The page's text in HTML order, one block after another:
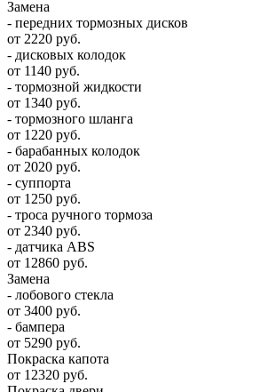
Замена
- передних тормозных дисков
от 2220 руб.
- дисковых колодок
от 1140 руб.
- тормозной жидкости
от 1340 руб.
- тормозного шланга
от 1220 руб.
- барабанных колодок
от 2020 руб.
- суппорта
от 1250 руб.
- троса ручного тормоза
от 2340 руб.
- датчика ABS
от 12860 руб.
Замена
- лобового стекла
от 3400 руб.
- бампера
от 5290 руб.
Покраска капота
от 12320 руб.